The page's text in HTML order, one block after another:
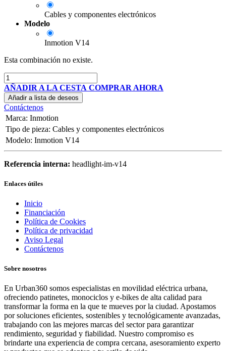
Cables y componentes electrónicos
Modelo
Inmotion V14
Esta combinación no existe.
AÑADIR A LA CESTA COMPRAR AHORA
Añadir a lista de deseos
Contáctenos
Marca: Inmotion
Tipo de pieza: Cables y componentes electrónicos
Modelo: Inmotion V14
Referencia interna: headlight-im-v14
Enlaces útiles
Inicio
Financiación
Política de Cookies
Política de privacidad
Aviso Legal
Contáctenos
Sobre nosotros
En Urban360 somos especialistas en movilidad eléctrica urbana,
ofreciendo patinetes, monociclos y e-bikes de alta calidad para
transformar la forma en la que te mueves por la ciudad. Apostamos
por soluciones eficientes, sostenibles y tecnológicamente avanzadas,
trabajando con las mejores marcas del sector para garantizar
rendimiento, seguridad y fiabilidad. Nuestro compromiso es
brindarte una experiencia de compra cercana, asesoramiento experto